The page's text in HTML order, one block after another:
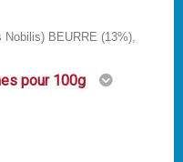
BEURRE (13%),
pour 100g